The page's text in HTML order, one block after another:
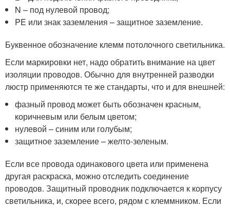
N – под нулевой провод;
PE или знак заземления – защитное заземление.
Буквенное обозначение клемм потолочного светильника.
Если маркировки нет, надо обратить внимание на цвет
изоляции проводов. Обычно для внутренней разводки
люстр применяются те же стандарты, что и для внешней:
фазный провод может быть обозначен красным,
коричневым или белым цветом;
нулевой – синим или голубым;
защитное заземление – желто-зеленым.
Если все провода одинакового цвета или применена
другая раскраска, можно отследить соединение
проводов. Защитный проводник подключается к корпусу
светильника, и, скорее всего, рядом с клеммником. Если